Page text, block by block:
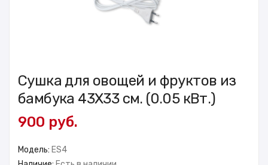
Сушка для овощей и фруктов из
бамбука 43X33 см. (0.05 кВт.)
900 руб.
Модель: ES4